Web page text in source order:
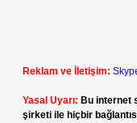
Reklam ve İletişim:
Yasal Uyarı: Bu internet
şirketi ile hiçbir